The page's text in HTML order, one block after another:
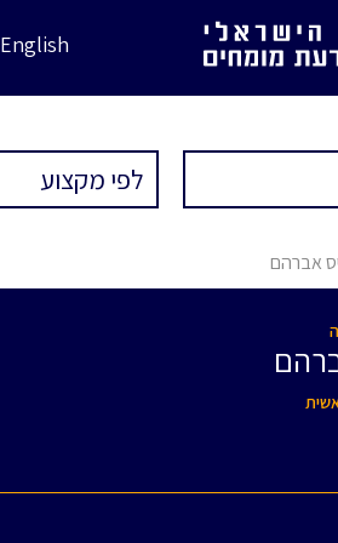
English
אברהם